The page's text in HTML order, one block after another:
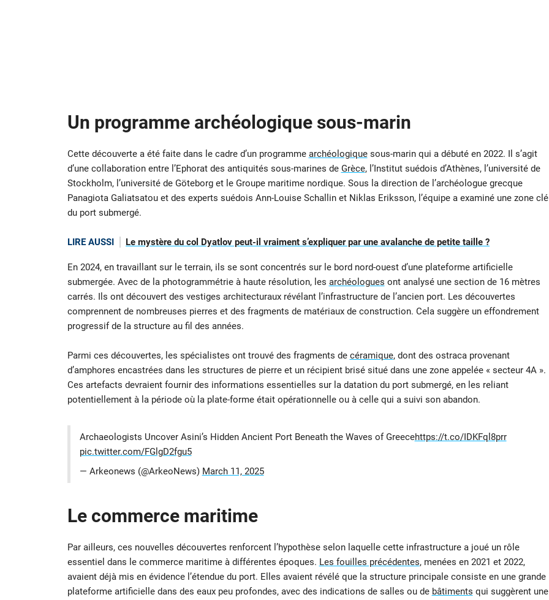
Un programme archéologique sous-marin
Cette découverte a été faite dans le cadre d’un programme archéologiquesous-marin qui a débuté en 2022. Il s’agit
d’une collaboration entre l’Ephorat des antiquités sous-marines de Grèce, l’Institut suédois d’Athènes, l’université de
Stockholm, l’université de Göteborg et le Groupe maritime nordique. Sous la direction de l’archéologue grecque
Panagiota Galiatsatou et des experts suédois Ann-Louise Schallin et Niklas Eriksson, l’équipe a examiné une zone clé
du port submergé.
LIRE AUSSI Le mystère du col Dyatlov peut-il vraiment s’expliquer par une avalanche de petite taille ?
En 2024, en travaillant sur le terrain, ils se sont concentrés sur le bord nord-ouest d’une plateforme artificielle
submergée. Avec de la photogrammétrie à haute résolution, les archéologues ont analysé une section de 16 mètres
carrés. Ils ont découvert des vestiges architecturaux révélant l’infrastructure de l’ancien port. Les découvertes
comprennent de nombreuses pierres et des fragments de matériaux de construction. Cela suggère un effondrement
progressif de la structure au fil des années.
Parmi ces découvertes, les spécialistes ont trouvé des fragments de céramique, dont des ostraca provenant
d’amphores encastrées dans les structures de pierre et un récipient brisé situé dans une zone appelée « secteur 4A ».
Ces artefacts devraient fournir des informations essentielles sur la datation du port submergé, en les reliant
potentiellement à la période où la plate-forme était opérationnelle ou à celle qui a suivi son abandon.
Archaeologists Uncover Asini’s Hidden Ancient Port Beneath the Waves of Greecehttps://t.co/IDKFql8prr
pic.twitter.com/FGlgD2fgu5
— Arkeonews (@ArkeoNews) March 11, 2025
Le commerce maritime
Par ailleurs, ces nouvelles découvertes renforcent l’hypothèse selon laquelle cette infrastructure a joué un rôle
essentiel dans le commerce maritime à différentes époques. Les fouilles précédentes, menées en 2021 et 2022,
avaient déjà mis en évidence l’étendue du port. Elles avaient révélé que la structure principale consiste en une grande
plateforme artificielle dans des eaux peu profondes, avec des indications de salles ou de bâtiments qui suggèrent une